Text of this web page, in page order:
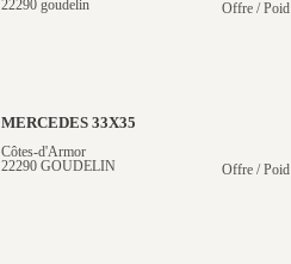
22290 goudelin
Offre /
MERCEDES 33X35
Côtes-d'Armor
22290 GOUDELIN
Offre /